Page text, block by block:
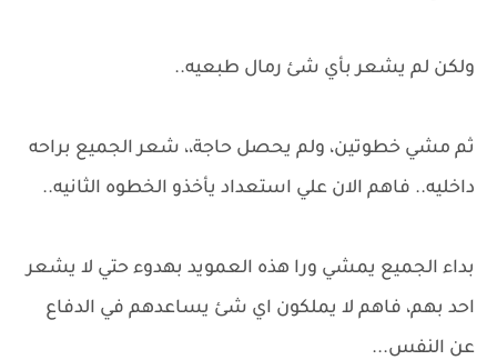
ولكن لم يشعر بأي شئ رمال طبعيه..
ثم مشي خطوتين، ولم يحصل حاجة،، شعر الجميع براحه
داخليه.. فاهم الان علي استعداد يأخذو الخطوه الثانيه..
بداء الجميع يمشي ورا هذه العمويد بهدوء حتي لا يشعر
احد بهم، فاهم لا يملكون اي شئ يساعدهم في الدفاع
عن النفس...